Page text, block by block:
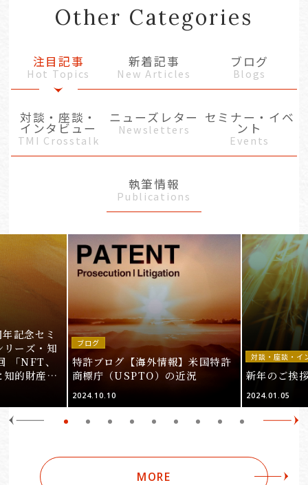
Other Categories
注目記事
Hot Topics
新着記事
New Articles
ブログ
Blogs
対談・座談・
インタビュー
TMI Crosstalk
ニューズレター
Newsletters
セミナー・イベ
ント
Events
執筆情報
Publications
記念セミ
リーズ・知
「NFT、
知的財産
ブログ
特許ブログ【海外情報】米国特許
商標庁（USPTO）の近況
2024.10.10
対談・座談・イ
新年のご挨
2024.01.05
MORE